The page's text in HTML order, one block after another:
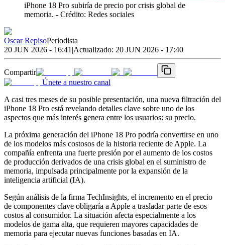
iPhone 18 Pro subiría de precio por crisis global de
memoria. - Crédito: Redes sociales
Oscar RepisoPeriodista
20 JUN 2026 - 16:41 |Actualizado: 20 JUN 2026 - 17:40
Compartir
Únete a nuestro canal
A casi tres meses de su posible presentación, una nueva filtración del
iPhone 18 Pro está revelando detalles clave sobre uno de los
aspectos que más interés genera entre los usuarios: su precio.
La próxima generación del iPhone 18 Pro podría convertirse en uno
de los modelos más costosos de la historia reciente de Apple. La
compañía enfrenta una fuerte presión por el aumento de los costos
de producción derivados de una crisis global en el suministro de
memoria, impulsada principalmente por la expansión de la
inteligencia artificial (IA).
Según análisis de la firma TechInsights, el incremento en el precio
de componentes clave obligaría a Apple a trasladar parte de esos
costos al consumidor. La situación afecta especialmente a los
modelos de gama alta, que requieren mayores capacidades de
memoria para ejecutar nuevas funciones basadas en IA.